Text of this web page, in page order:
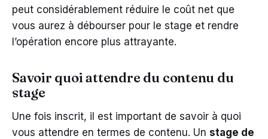
peut considérablement réduire le coût net que
vous aurez à débourser pour le stage et rendre
l’opération encore plus attrayante.
Savoir quoi attendre du contenu du
stage
Une fois inscrit, il est important de savoir à quoi
vous attendre en termes de contenu. Un stage de